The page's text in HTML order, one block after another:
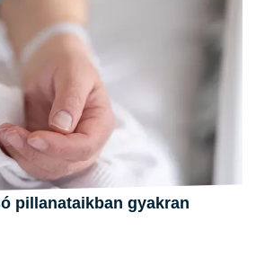
pillanataikban gyakran